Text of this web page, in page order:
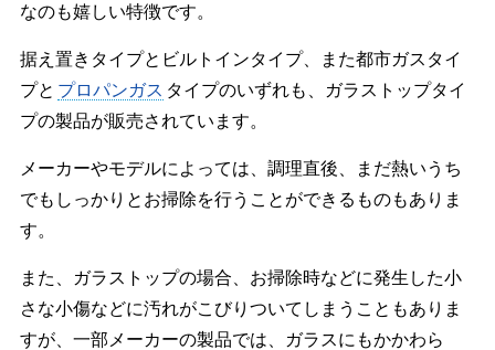
なのも嬉しい特徴です。
据え置きタイプとビルトインタイプ、また都市ガスタイ
プと プロパンガス タイプのいずれも、ガラストップタイ
プの製品が販売されています。
メーカーやモデルによっては、調理直後、まだ熱いうち
でもしっかりとお掃除を行うことができるものもありま
す。
また、ガラストップの場合、お掃除時などに発生した小
さな小傷などに汚れがこびりついてしまうこともありま
すが、一部メーカーの製品では、ガラスにもかかわら